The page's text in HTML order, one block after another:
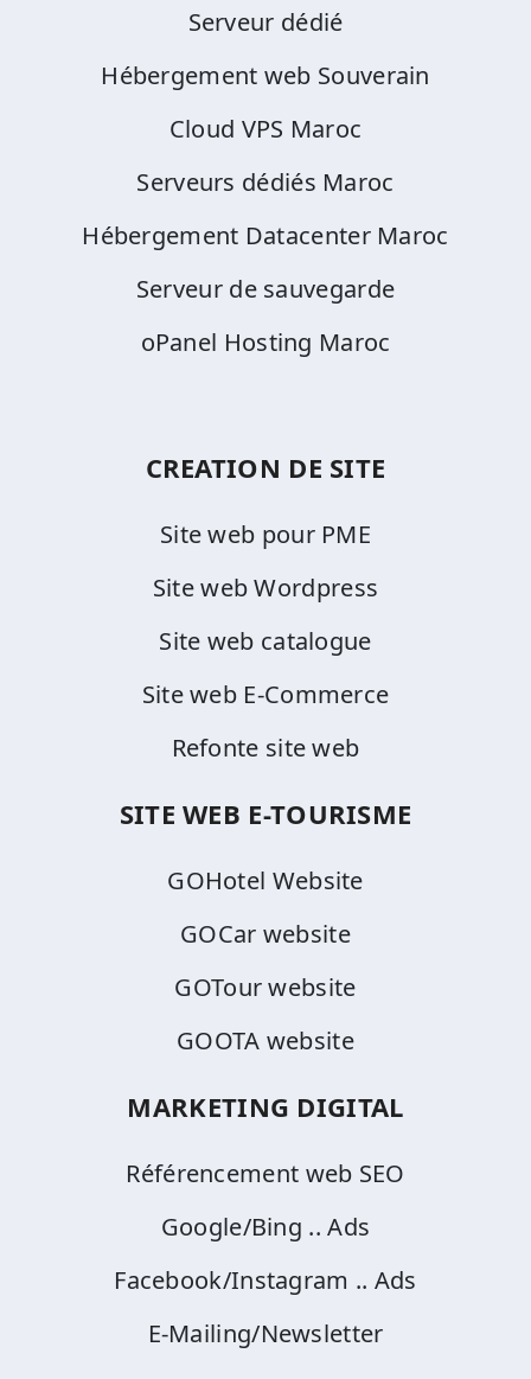
Serveur dédié
Hébergement web Souverain
Cloud VPS Maroc
Serveurs dédiés Maroc
Hébergement Datacenter Maroc
Serveur de sauvegarde
oPanel Hosting Maroc
CREATION DE SITE
Site web pour PME
Site web Wordpress
Site web catalogue
Site web E-Commerce
Refonte site web
SITE WEB E-TOURISME
GOHotel Website
GOCar website
GOTour website
GOOTA website
MARKETING DIGITAL
Référencement web SEO
Google/Bing .. Ads
Facebook/Instagram .. Ads
E-Mailing/Newsletter